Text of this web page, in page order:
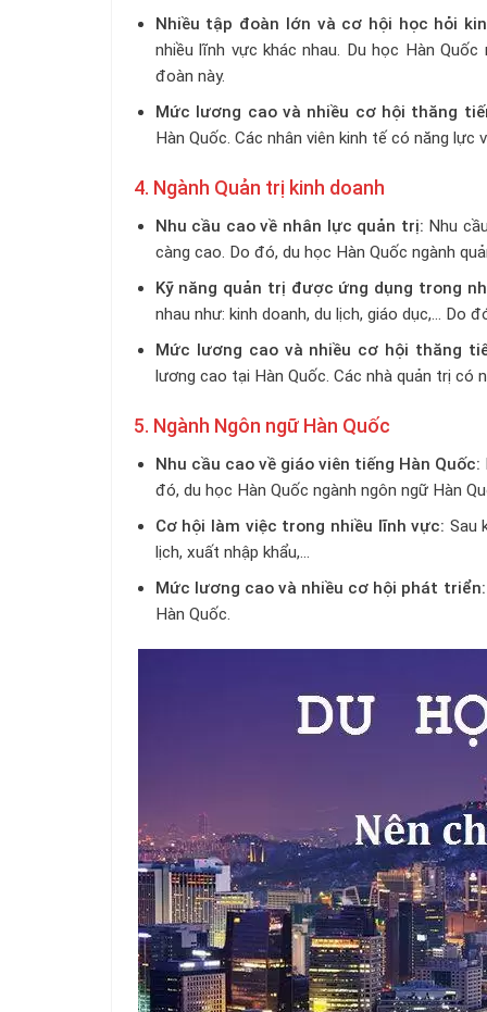
Nhiều tập đoàn lớn và cơ hội học hỏi
nhiều lĩnh vực khác nhau. Du học Hàn
đoàn này.
Mức lương cao và nhiều cơ hội thăng
Hàn Quốc. Các nhân viên kinh tế có năng
4. Ngành Quản trị kinh doanh
Nhu cầu cao về nhân lực quản trị: Nhu
càng cao. Do đó, du học Hàn Quốc ngành
Kỹ năng quản trị được ứng dụng trong
nhau như: kinh doanh, du lịch, giáo dục,… Do
Mức lương cao và nhiều cơ hội thăng
lương cao tại Hàn Quốc. Các nhà quản trị có
5. Ngành Ngôn ngữ Hàn Quốc
Nhu cầu cao về giáo viên tiếng Hàn Quốc:
đó, du học Hàn Quốc ngành ngôn ngữ Hàn
Cơ hội làm việc trong nhiều lĩnh vực: Sau
lịch, xuất nhập khẩu,…
Mức lương cao và nhiều cơ hội phát triển:
Hàn Quốc.